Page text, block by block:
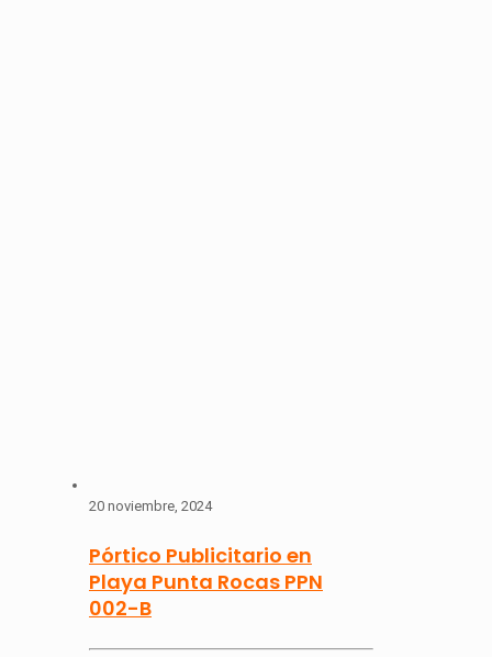
20 noviembre, 2024
Pórtico Publicitario en
Playa Punta Rocas PPN
002-B